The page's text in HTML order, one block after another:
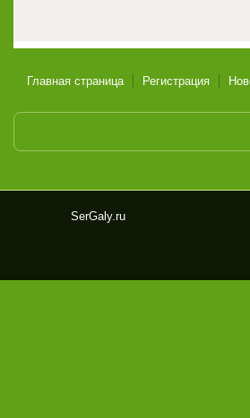
Главная страница Регистрация
y.ru
SerGaly.ru